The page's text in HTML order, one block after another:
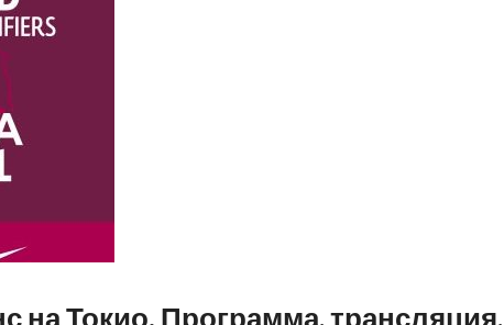
на Токио. Программа, трансляция,